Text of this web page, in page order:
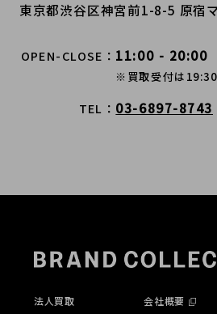
東京都渋谷区神宮前1-8-5 原宿
OPEN-CLOSE 11:00 - 20:00
※買取受付は
TEL 03-6897-8743
法人買取 会社概要